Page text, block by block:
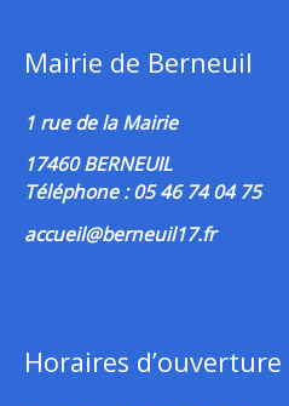
Mairie de Berneuil
1 rue de la Mairie
17460 BERNEUIL
Téléphone : 05 46 74 04 75
accueil@berneuil17.fr
Horaires